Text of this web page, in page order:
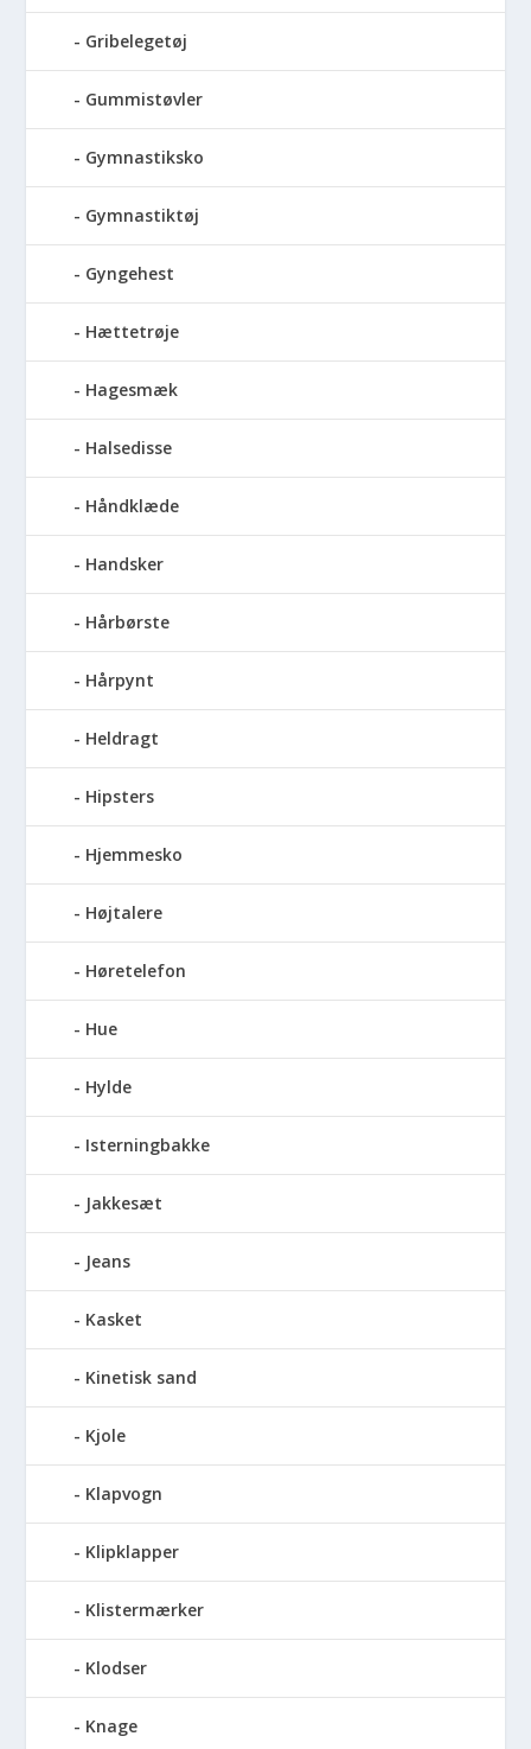
Gribelegetøj
Gummistøvler
Gymnastiksko
Gymnastiktøj
Gyngehest
Hættetrøje
Hagesmæk
Halsedisse
Håndklæde
Handsker
Hårbørste
Hårpynt
Heldragt
Hipsters
Hjemmesko
Højtalere
Høretelefon
Hue
Hylde
Isterningbakke
Jakkesæt
Jeans
Kasket
Kinetisk sand
Kjole
Klapvogn
Klipklapper
Klistermærker
Klodser
Knage